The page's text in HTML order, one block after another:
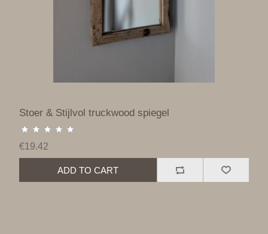
Stoer & Stijlvol truckwood spiegel
€19.42
ADD TO CART